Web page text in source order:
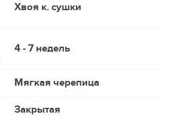
Хвоя к. сушки
4 - 7 недель
Мягкая черепица
Закрытая